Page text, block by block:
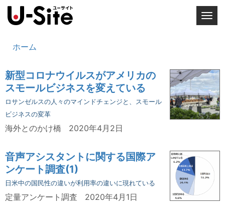
T
e
n
a
v
a
t
i
o
n
ホーム
新型コロナウイルスがアメリカの
スモールビジネスを変えている
ロサンゼルスの人々のマインドチェンジと、スモール
ビジネスの変革
海外とのかけ橋 2020年4月2日
音声アシスタントに関する国際ア
ンケート調査(1)
日米中の国民性の違いが利用率の違いに現れている
定量アンケート調査 2020年4月1日